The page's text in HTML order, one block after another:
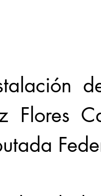
31abr
Flores